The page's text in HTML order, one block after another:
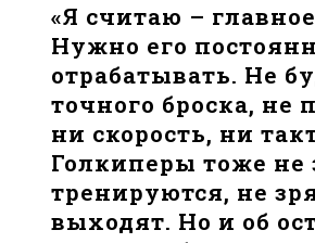
«Я считаю –
Нужно его
отрабатывать. Не
точного броска, не
ни скорость, ни
Голкиперы тоже не
тренируются, не
выходят. Но и об